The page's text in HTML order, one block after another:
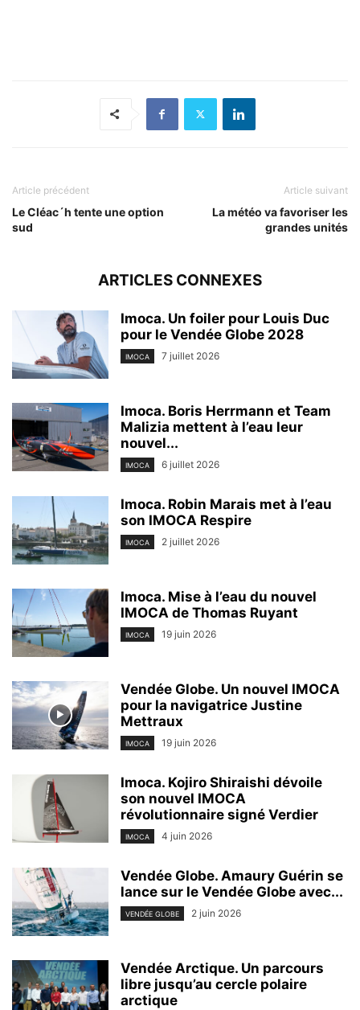
Article précédent
Le Cléac´h tente une option
sud
Article suivant
La météo va favoriser les
grandes unités
ARTICLES CONNEXES
Imoca. Un foiler pour Louis Duc
pour le Vendée Globe 2028
IMOCA 7 juillet 2026
Imoca. Boris Herrmann et Team
Malizia mettent à l’eau leur
nouvel...
IMOCA 6 juillet 2026
Imoca. Robin Marais met à l’eau
son IMOCA Respire
IMOCA 2 juillet 2026
Imoca. Mise à l’eau du nouvel
IMOCA de Thomas Ruyant
IMOCA 19 juin 2026
Vendée Globe. Un nouvel IMOCA
pour la navigatrice Justine
Mettraux
IMOCA 19 juin 2026
Imoca. Kojiro Shiraishi dévoile
son nouvel IMOCA
révolutionnaire signé Verdier
IMOCA 4 juin 2026
Vendée Globe. Amaury Guérin se
lance sur le Vendée Globe avec...
VENDÉE GLOBE 2 juin 2026
Vendée Arctique. Un parcours
libre jusqu’au cercle polaire
arctique